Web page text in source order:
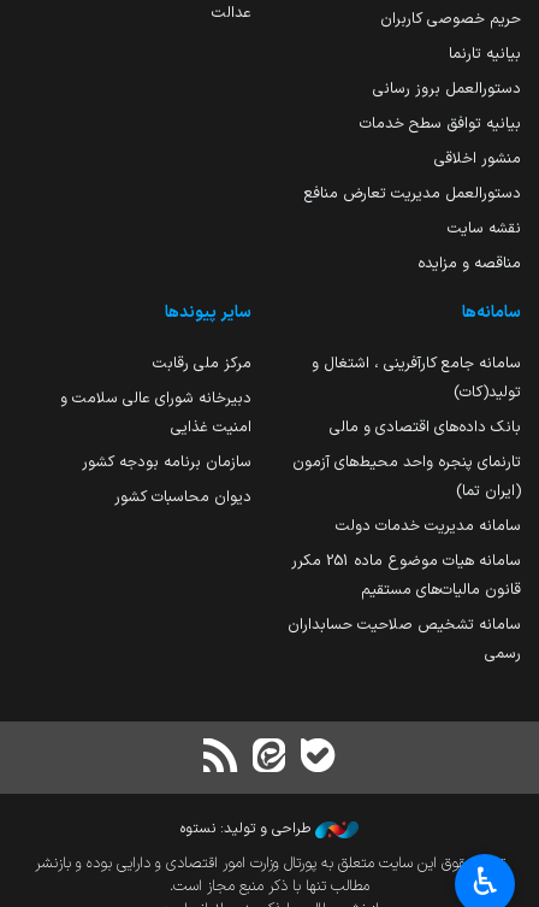
حریم خصوصی کاربران
بیانیه تارنما
دستورالعمل بروز رسانی
بیانیه توافق سطح خدمات
منشور اخلاقی
دستورالعمل مدیریت تعارض منافع
نقشه سایت
مناقصه و مزایده
عدالت
سامانه‌ها
سامانه جامع کارآفرینی ، اشتغال و
تولید(کات)
بانک داده‌های اقتصادی و مالی
تارنمای پنجره واحد محیط‌های آزمون
(ایران تما)
سامانه مدیریت خدمات دولت
سامانه هیات موضوع ماده 251 مکرر
قانون مالیات‌های مستقیم
سامانه تشخیص صلاحیت حسابداران
رسمی
سایر پیوندها
مرکز ملی رقابت
دبیرخانه شورای عالی سلامت و
امنیت غذایی
سازمان برنامه بودجه کشور
دیوان محاسبات کشور
طراحی و تولید: نستوه
تمام حقوق این سایت متعلق به پورتال وزارت امور اقتصادی و دارایی بوده و بازنشر
مطالب تنها با ذکر منبع مجاز است.
♿︎